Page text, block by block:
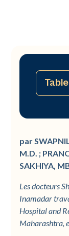
par
M.D. ;
SAKHIYA,
Les docteurs
Inamadar
Hospital and
Maharashtra,